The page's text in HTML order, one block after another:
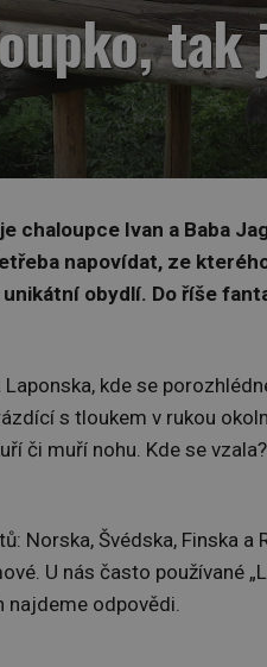
tak
chaloupce Ivan a Baba
napovídat, ze
obydlí. Do říše
kde se
s tloukem v rukou
či muří nohu. Kde se
Norska, Švédska, Finska a
U nás často používané
najdeme odpovědi.